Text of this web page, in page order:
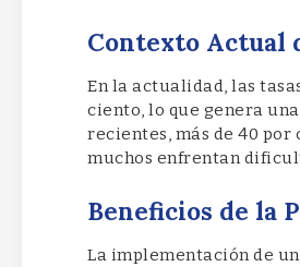
Contexto Actual
En la actualidad, las
ciento, lo que genera
recientes, más de 40
muchos enfrentan
Beneficios de la
La implementación de